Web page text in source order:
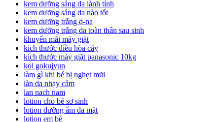
kem dưỡng sáng da lành tính
kem dưỡng sáng da nào tốt
kem dưỡng trắng d-na
kem dưỡng trắng da toàn thân sau sinh
khuyến mãi máy giặt
kích thước điều hòa cây
kích thước máy giặt panasonic 10kg
koi gokujyun
làm gì khi bé bị nghẹt mũi
làn da nhạy cảm
lan nach nam
lotion cho bé sơ sinh
lotion dưỡng ẩm da mặt
lotion em bé